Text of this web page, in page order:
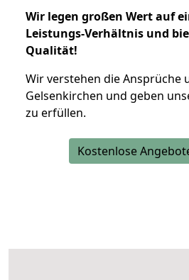
Wir legen großen Wert auf
Leistungs-Verhältnis und
Qualität!
Wir verstehen die Ansprüche
Gelsenkirchen und geben
zu erfüllen.
Kostenlose